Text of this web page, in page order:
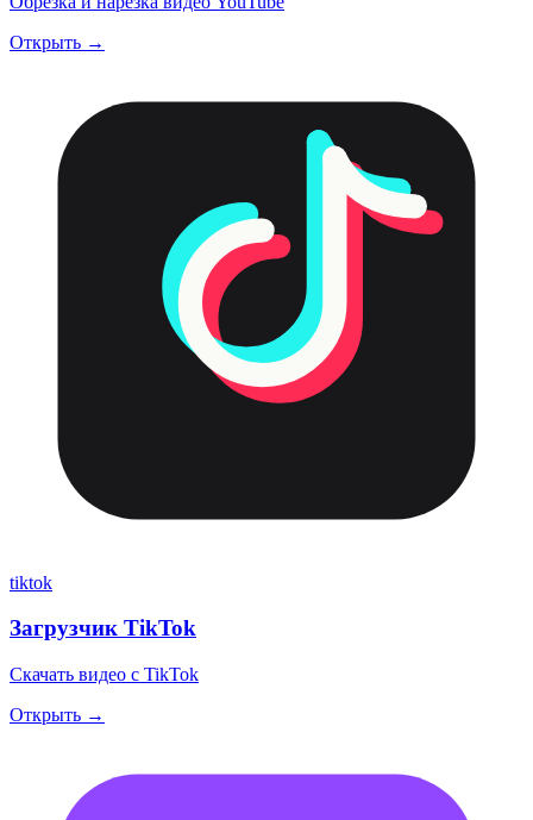
Открыть →
tiktok
Загрузчик TikTok
Скачать видео с TikTok
Открыть →